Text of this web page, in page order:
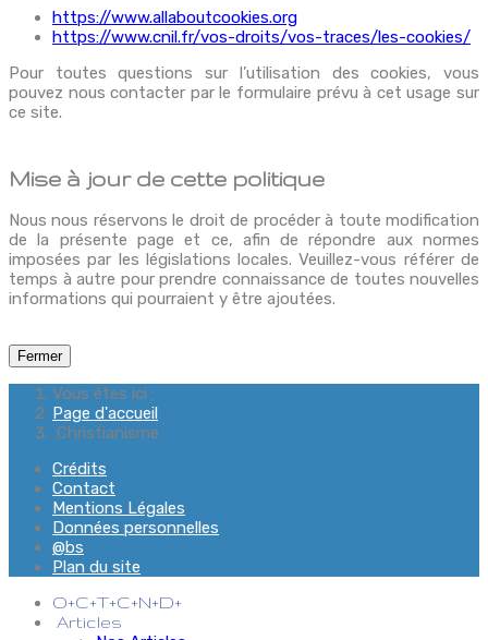
https://www.allaboutcookies.org
https://www.cnil.fr/vos-droits/vos-traces/les-cookies/
Pour toutes questions sur l’utilisation des cookies, vous
pouvez nous contacter par le formulaire prévu à cet usage sur
ce site.
Mise à jour de cette politique
Nous nous réservons le droit de procéder à toute modification
de la présente page et ce, afin de répondre aux normes
imposées par les législations locales. Veuillez-vous référer de
temps à autre pour prendre connaissance de toutes nouvelles
informations qui pourraient y être ajoutées.
Fermer
Vous êtes ici :
Page d'accueil
Christianisme
Crédits
Contact
Mentions Légales
Données personnelles
@bs
Plan du site
O+C+T+C+N+D+
Articles